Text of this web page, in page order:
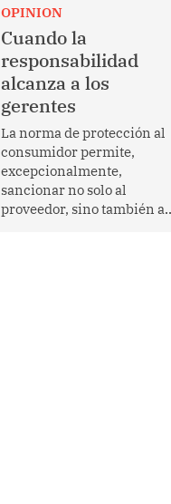
Más allá de su dimensión
religiosa, esta gira
representa una oportunidad
para reafirmar el valor del
diálogo, fortalecer los
vínculos entre los pueblos y
proyectar una imagen de
cooperación en una región
que enfrenta desafíos en
materia de desarrollo,
cohesión social y
gobernabilidad.
OPINION
Cuando la
responsabilidad
alcanza a los
gerentes
La norma de protección al
consumidor permite,
excepcionalmente,
sancionar no solo al
proveedor, sino también a